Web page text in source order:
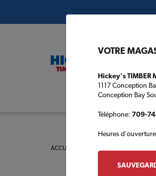
ACCUEIL
VOTRE
Hickey's TIMBER
1117 Conception
Conception Bay
Téléphone: 709-
Heures